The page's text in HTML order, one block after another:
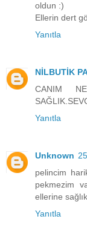
oldun :)
Ellerin dert
Yanıtla
NİLBUTİK
CANIM
Yanıtla
Unknown
pelincim
pekmezim
ellerine
Yanıtla